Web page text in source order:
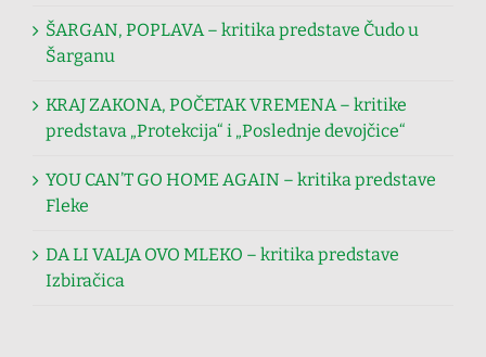
ŠARGAN, POPLAVA – kritika predstave Čudo u
Šarganu
KRAJ ZAKONA, POČETAK VREMENA – kritike
predstava „Protekcija“ i „Poslednje devojčice“
YOU CAN’T GO HOME AGAIN – kritika predstave
Fleke
DA LI VALJA OVO MLEKO – kritika predstave
Izbiračica